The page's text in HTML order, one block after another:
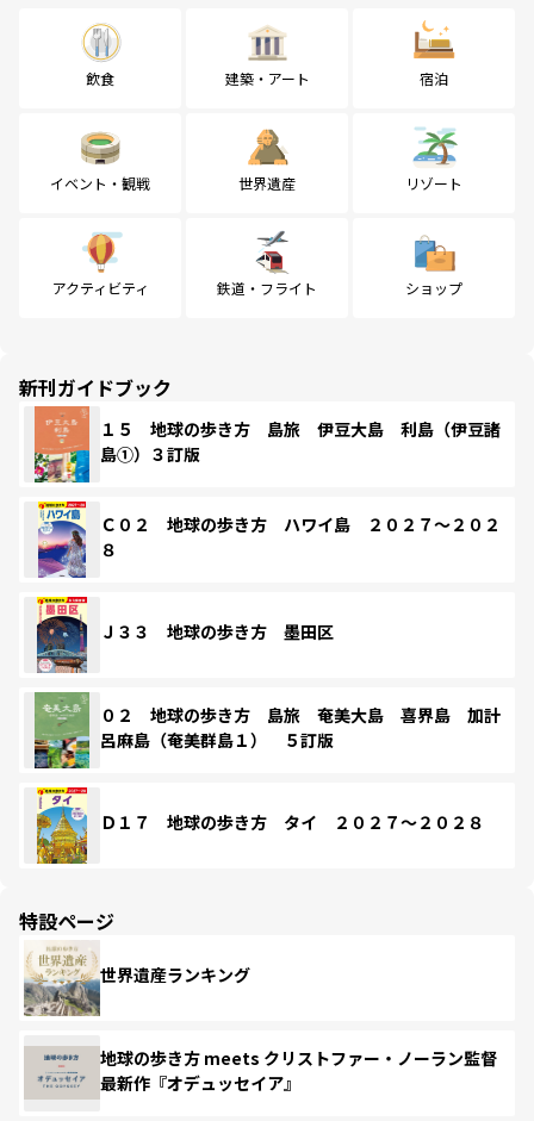
飲食 建築・アート 宿泊
イベント・観戦 世界遺産 リゾート
アクティビティ 鉄道・フライト ショップ
新刊ガイドブック
１５ 地球の歩き方 島旅 伊豆大島 利島（伊豆諸
島①）３訂版
Ｃ０２ 地球の歩き方 ハワイ島 ２０２７～２０２
８
Ｊ３３ 地球の歩き方 墨田区
０２ 地球の歩き方 島旅 奄美大島 喜界島 加計
呂麻島（奄美群島１） ５訂版
Ｄ１７ 地球の歩き方 タイ ２０２７～２０２８
特設ページ
世界遺産ランキング
地球の歩き方 meets クリストファー・ノーラン監督
最新作『オデュッセイア』